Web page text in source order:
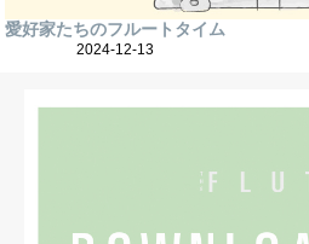
愛好家たちのフルートタイム
2024-12-13